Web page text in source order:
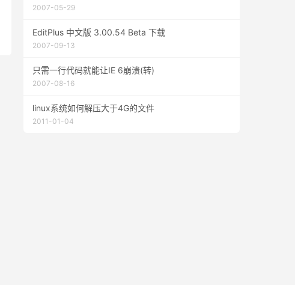
2007-05-29
EditPlus 中文版 3.00.54 Beta 下载
2007-09-13
只需一行代码就能让IE 6崩溃(转)
2007-08-16
linux系统如何解压大于4G的文件
2011-01-04